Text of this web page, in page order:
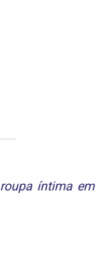
roupa íntima em